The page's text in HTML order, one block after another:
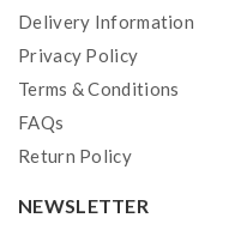
Delivery Information
Privacy Policy
Terms & Conditions
FAQs
Return Policy
NEWSLETTER